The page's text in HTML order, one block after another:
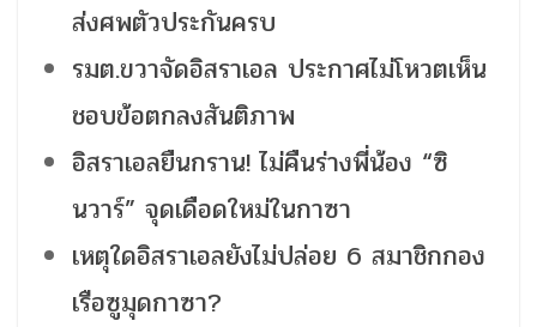
ส่งศพตัวประกันครบ
รมต.ขวาจัดอิสราเอล ประกาศไม่โหวตเห็น
ชอบข้อตกลงสันติภาพ
อิสราเอลยืนกราน! ไม่คืนร่างพี่น้อง “ซิ
นวาร์” จุดเดือดใหม่ในกาซา
เหตุใดอิสราเอลยังไม่ปล่อย 6 สมาชิกกอง
เรือซูมุดกาซา?